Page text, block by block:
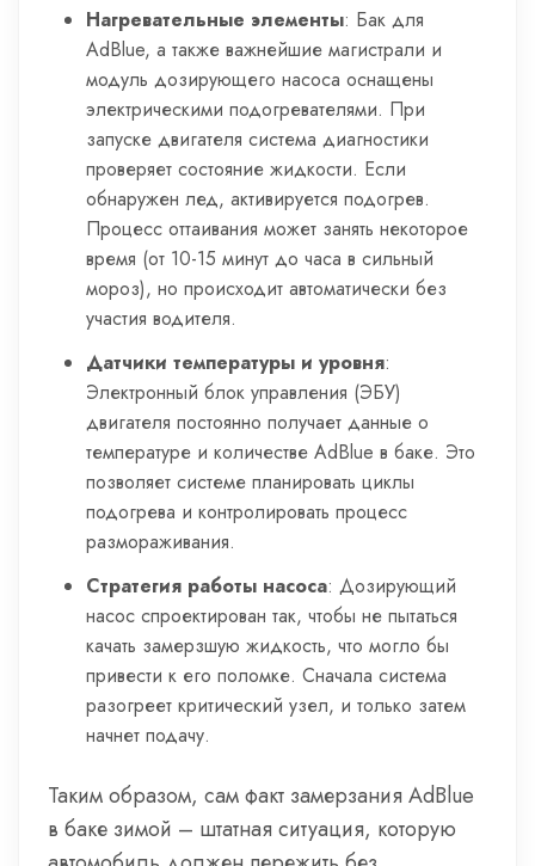
Нагревательные элементы: Бак для
AdBlue, а также важнейшие магистрали и
модуль дозирующего насоса оснащены
электрическими подогревателями. При
запуске двигателя система диагностики
проверяет состояние жидкости. Если
обнаружен лед, активируется подогрев.
Процесс оттаивания может занять некоторое
время (от 10-15 минут до часа в сильный
мороз), но происходит автоматически без
участия водителя.
Датчики температуры и уровня:
Электронный блок управления (ЭБУ)
двигателя постоянно получает данные о
температуре и количестве AdBlue в баке. Это
позволяет системе планировать циклы
подогрева и контролировать процесс
размораживания.
Стратегия работы насоса: Дозирующий
насос спроектирован так, чтобы не пытаться
качать замерзшую жидкость, что могло бы
привести к его поломке. Сначала система
разогреет критический узел, и только затем
начнет подачу.
Таким образом, сам факт замерзания AdBlue
в баке зимой – штатная ситуация, которую